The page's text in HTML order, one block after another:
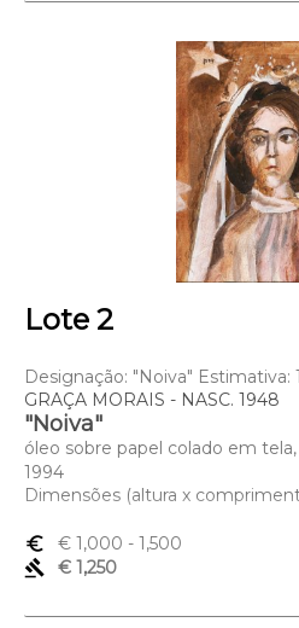
Lote 2
Designação: "Noiva" Estimativa:
GRAÇA MORAIS - NASC. 1948
"Noiva"
óleo sobre papel colado em
1994
Dimensões (altura x
euro_symbol € 1,000 - 1,500
gavel
€ 1,250